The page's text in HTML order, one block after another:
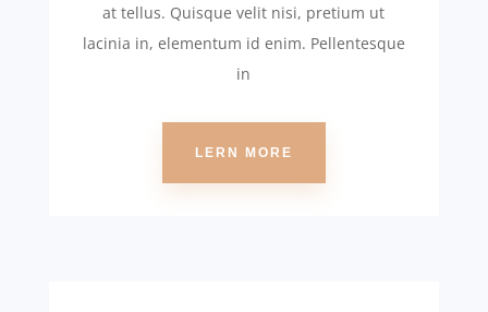
at tellus. Quisque velit nisi, pretium ut
lacinia in, elementum id enim. Pellentesque
in
LERN MORE